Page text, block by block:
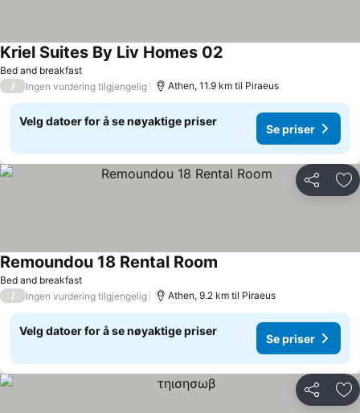
Bed and breakfast
Kriel Suites By Liv Homes 02
/ Ingen vurdering tilgjengelig Athen, 11.9 km til Piraeus
Velg datoer for å se nøyaktige priser
Se priser
Del
Bed and breakfast
Remoundou 18 Rental Room
/ Ingen vurdering tilgjengelig Athen, 9.2 km til Piraeus
Velg datoer for å se nøyaktige priser
Se priser
Del